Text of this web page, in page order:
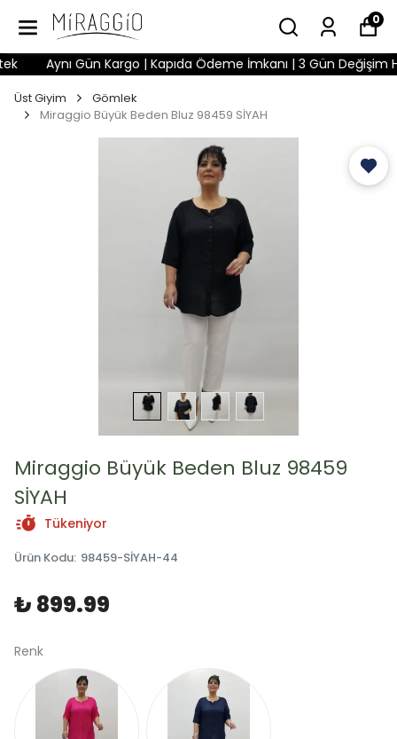
0
Aynı Gün Kargo | Kapıda Ödeme İmkanı | 3 Gün Değişim
Üst Giyim
Gömlek
Miraggio Büyük Beden Bluz 98459 SİYAH
Miraggio Büyük Beden Bluz 98459
SİYAH
Tükeniyor
Ürün Kodu: 98459-SİYAH-44
₺ 899.99
Renk